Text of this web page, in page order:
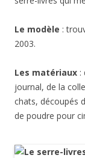
Le modèle :
2003.
Les matériaux :
journal, de la
chats, découpés
de poudre pour